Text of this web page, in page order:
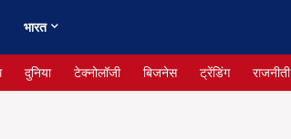
भारत
दुनिया टेक्नोलॉजी बिजनेस ट्रेंडिंग राजनीती